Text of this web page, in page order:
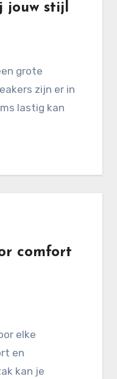
jouw stijl
grote
zijn er in
lastig kan
comfort
elke
en
kan je